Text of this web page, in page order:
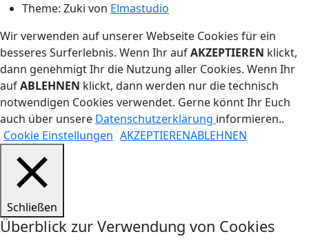
Theme: Zuki von Elmastudio
Wir verwenden auf unserer Webseite Cookies für ein
besseres Surferlebnis. Wenn Ihr aufAKZEPTIEREN klickt,
dann genehmigt Ihr die Nutzung aller Cookies. Wenn Ihr
aufABLEHNEN klickt, dann werden nur die technisch
notwendigen Cookies verwendet. Gerne könnt Ihr Euch
auch über unsere Datenschutzerklärung informieren..
Cookie Einstellungen AKZEPTIERENABLEHNEN
Schließen
Überblick zur Verwendung von Cookies